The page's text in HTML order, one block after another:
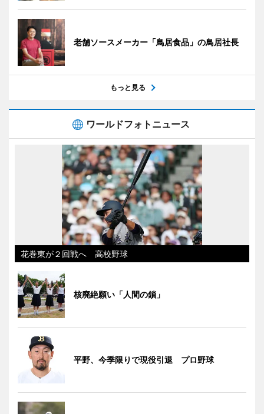
老舗ソースメーカー「鳥居食品」の鳥居社長
もっと見る
ワールドフォトニュース
花巻東が２回戦へ 高校野球
核廃絶願い「人間の鎖」
平野、今季限りで現役引退 プロ野球